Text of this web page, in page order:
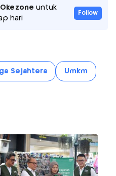
untuk
hari
Follow
Sejahtera Umkm